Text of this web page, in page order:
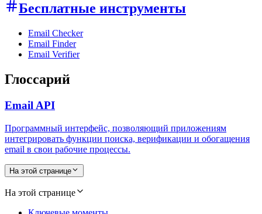
Бесплатные инструменты
Email Checker
Email Finder
Email Verifier
Глоссарий
Email API
Программный интерфейс, позволяющий приложениям
интегрировать функции поиска, верификации и обогащения
email в свои рабочие процессы.
На этой странице
На этой странице